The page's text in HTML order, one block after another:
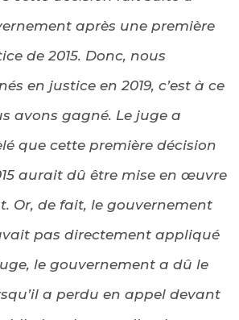
après une première
de 2015. Donc, nous
en justice en 2019, c’est à ce
avons gagné. Le juge a
que cette première décision
aurait dû être mise en œuvre
Or, de fait, le gouvernement
pas directement appliqué
le gouvernement a dû le
a perdu en appel devant